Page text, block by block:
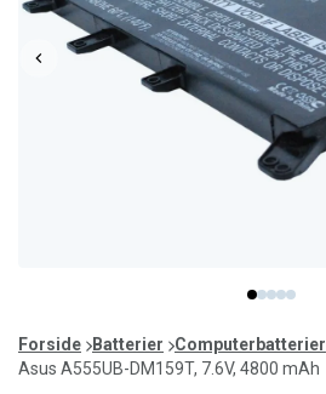
item
0
item
1
item
2
item
3
item
4
of
5
Forside Batterier Computerbatterier
Asus A555UB-DM159T, 7.6V, 4800 mAh